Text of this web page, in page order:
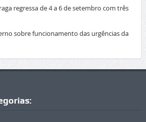
regressa de 4 a 6 de setembro com três
sobre funcionamento das urgências da